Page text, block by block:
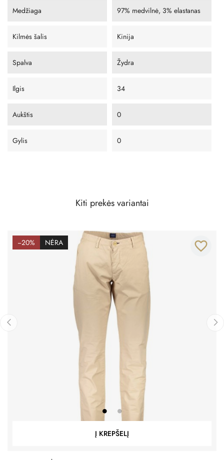
Medžiaga 97% medvilnė, 3% elastanas
Kilmės šalis Kinija
Spalva Žydra
Ilgis 34
Aukštis 0
Gylis 0
Kiti prekės variantai
−20% NĖRA
Į KREPŠELĮ
favorite_border